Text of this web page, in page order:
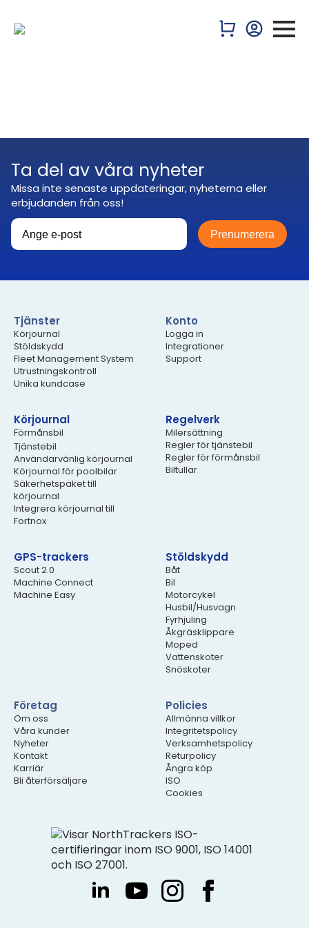
Ta del av våra nyheter
Missa inte senaste uppdateringar, nyheterna eller
erbjudanden från oss!
Prenumerera
Tjänster
Körjournal
Stöldskydd
Fleet Management System
Utrustningskontroll
Unika kundcase
Konto
Logga in
Integrationer
Support
Körjournal
Förmånsbil
Tjänstebil
Användarvänlig körjournal
Körjournal för poolbilar
Säkerhetspaket till
körjournal
Integrera körjournal till
Fortnox
Regelverk
Milersättning
Regler för tjänstebil
Regler för förmånsbil
Biltullar
GPS-trackers
Scout 2.0
Machine Connect
Machine Easy
Stöldskydd
Båt
Bil
Motorcykel
Husbil/Husvagn
Fyrhjuling
Åkgräsklippare
Moped
Vattenskoter
Snöskoter
Företag
Om oss
Våra kunder
Nyheter
Kontakt
Karriär
Bli återförsäljare
Policies
Allmänna villkor
Integritetspolicy
Verksamhetspolicy
Returpolicy
Ångra köp
ISO
Cookies